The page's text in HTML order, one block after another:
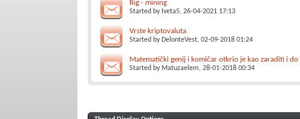
Rig - mining
Started by Iveta5, 26-04-2021 17:13
Vrste kriptovaluta
Started by DelonteVest, 02-09-2018 01:24
Matematički genij i komičar otkrio je kao zaraditi i
Started by Matuzaelem, 28-01-2018 00:34